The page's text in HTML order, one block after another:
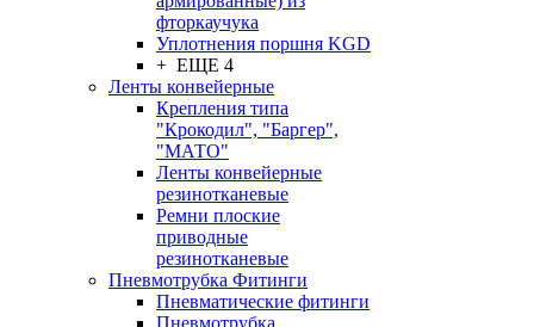
фторкаучука
Уплотнения поршня KGD
+ ЕЩЕ 4
Ленты конвейерные
Крепления типа
"Крокодил", "Баргер",
"МАТО"
Ленты конвейерные
резинотканевые
Ремни плоские
приводные
резинотканевые
Пневмотрубка Фитинги
Пневматические фитинги
Пневмотрубка